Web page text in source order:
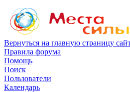
Вернуться на главную страницу
Правила форума
Помощь
Поиск
Пользователи
Календарь